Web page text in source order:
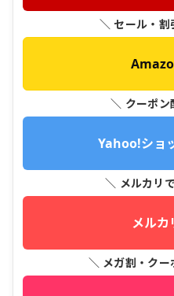
＼ セール・割
＼ クーポン
Yahoo!ショ
＼ メルカリ
メルカ
＼ メガ割・ク